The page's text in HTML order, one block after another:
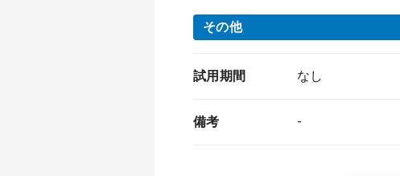
その他
試用期間 なし
備考 -